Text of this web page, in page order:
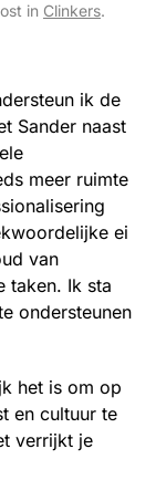
in Clinkers.
ik de
Sander naast
meer ruimte
ei
van
taken. Ik sta
ondersteunen
het is om op
en cultuur te
verrijkt je